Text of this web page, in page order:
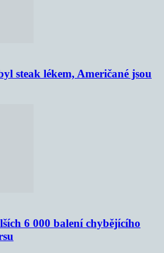
steak lékem, Američané jsou
6 000 balení chybějícího